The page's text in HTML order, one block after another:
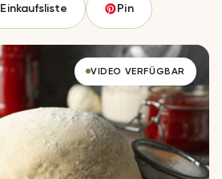
Einkaufsliste Pin
VIDEO VERFÜGBAR